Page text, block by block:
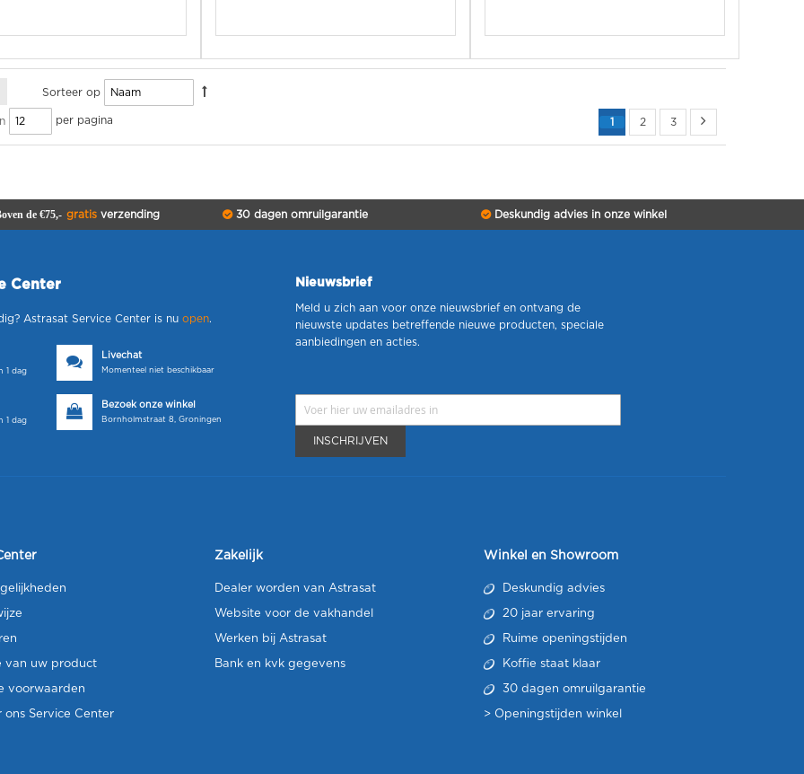
Sorteer op
per pagina 1 2 3
de €75,- gratisverzending 30 dagen omruilgarantie Deskundig advies in onze winkel
Center
Astrasat Service Center is nu open.
1 dag
Livechat
Momenteel niet beschikbaar
1 dag
Bezoek onze winkel
Bornholmstraat 8, Groningen
Nieuwsbrief
Meld u zich aan voor onze nieuwsbrief en ontvang de
nieuwste updates betreffende nieuwe producten, speciale
aanbiedingen en acties.
INSCHRIJVEN
van uw product
voorwaarden
ons Service Center
Zakelijk
Dealer worden van Astrasat
Website voor de vakhandel
Werken bij Astrasat
Bank en kvk gegevens
Winkel en Showroom
Deskundig advies
20 jaar ervaring
Ruime openingstijden
Koffie staat klaar
30 dagen omruilgarantie
> Openingstijden winkel